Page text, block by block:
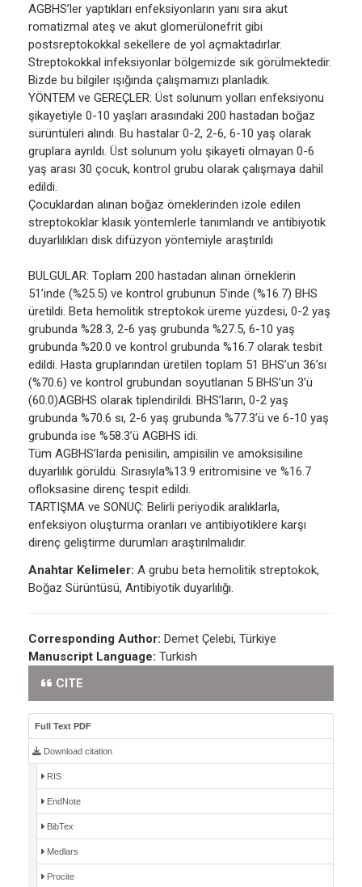
AGBHS’ler yaptıkları enfeksiyonların yanı sıra akut
romatizmal ateş ve akut glomerülonefrit gibi
postsreptokokkal sekellere de yol açmaktadırlar.
Streptokokkal infeksiyonlar bölgemizde sık görülmektedir.
Bizde bu bilgiler ışığında çalışmamızı planladık.
YÖNTEM ve GEREÇLER: Üst solunum yolları enfeksiyonu
şikayetiyle 0-10 yaşları arasındaki 200 hastadan boğaz
sürüntüleri alındı. Bu hastalar 0-2, 2-6, 6-10 yaş olarak
gruplara ayrıldı. Üst solunum yolu şikayeti olmayan 0-6
yaş arası 30 çocuk, kontrol grubu olarak çalışmaya dahil
edildi.
Çocuklardan alınan boğaz örneklerinden izole edilen
streptokoklar klasik yöntemlerle tanımlandı ve antibiyotik
duyarlılıkları disk difüzyon yöntemiyle araştırıldı
BULGULAR: Toplam 200 hastadan alınan örneklerin
51’inde (%25.5) ve kontrol grubunun 5’inde (%16.7) BHS
üretildi. Beta hemolitik streptokok üreme yüzdesi, 0-2 yaş
grubunda %28.3, 2-6 yaş grubunda %27.5, 6-10 yaş
grubunda %20.0 ve kontrol grubunda %16.7 olarak tesbit
edildi. Hasta gruplarından üretilen toplam 51 BHS’un 36’sı
(%70.6) ve kontrol grubundan soyutlanan 5 BHS’un 3’ü
(60.0)AGBHS olarak tiplendirildi. BHS’ların, 0-2 yaş
grubunda %70.6 sı, 2-6 yaş grubunda %77.3’ü ve 6-10 yaş
grubunda ise %58.3’ü AGBHS idi.
Tüm AGBHS’larda penisilin, ampisilin ve amoksisiline
duyarlılık görüldü. Sırasıyla%13.9 eritromisine ve %16.7
ofloksasine direnç tespit edildi.
TARTIŞMA ve SONUÇ: Belirli periyodik aralıklarla,
enfeksiyon oluşturma oranları ve antibiyotiklere karşı
direnç geliştirme durumları araştırılmalıdır.
Anahtar Kelimeler: A grubu beta hemolitik streptokok,
Boğaz Sürüntüsü, Antibiyotik duyarlılığı.
Corresponding Author: Demet Çelebi, Türkiye
Manuscript Language: Turkish
CITE
Full Text PDF
Download citation
RIS
EndNote
BibTex
Medlars
Procite